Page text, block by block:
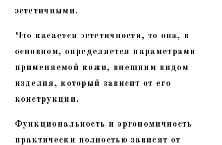
эстетичными.
Что касается эстетичности, то она, в
основном, определяется параметрами
применяемой кожи, внешним видом
изделия, который зависит от его
конструкции.
Функциональность и эргономичность
практически полностью зависят от